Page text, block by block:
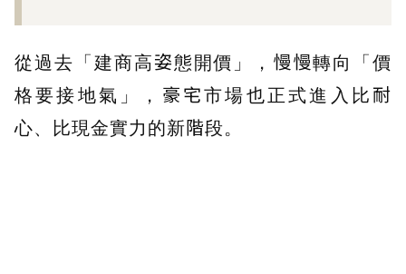
從過去「建商高姿態開價」，慢慢轉向「價
格要接地氣」，豪宅市場也正式進入比耐
心、比現金實力的新階段。